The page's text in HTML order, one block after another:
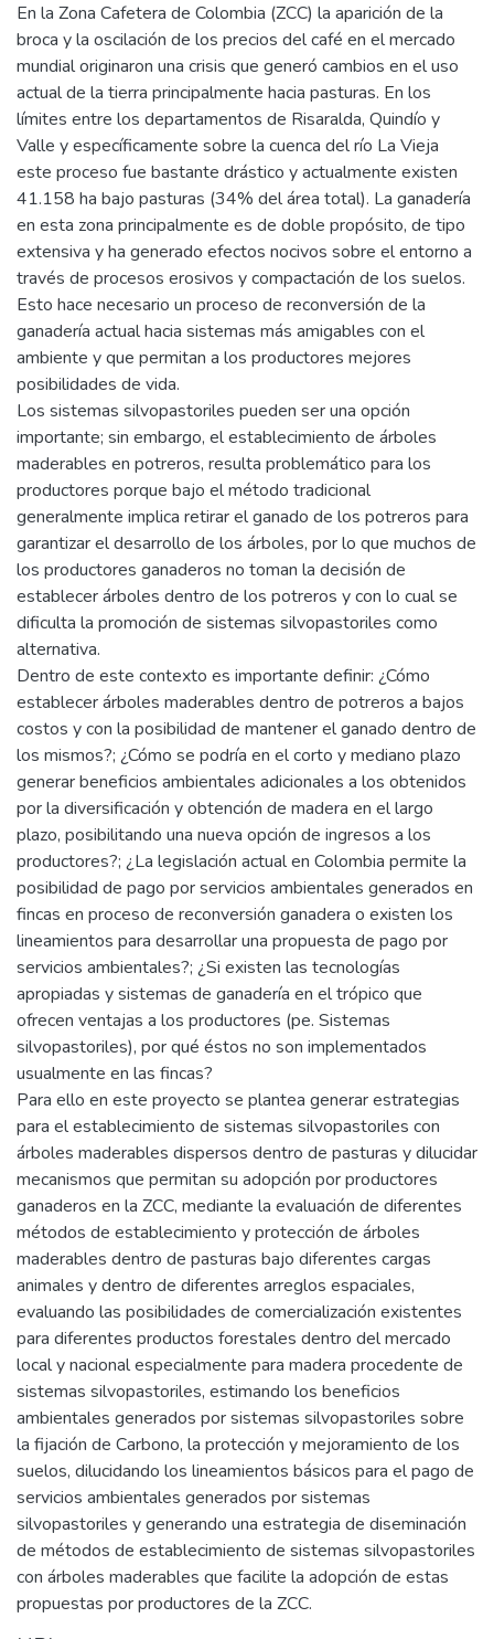
En la Zona Cafetera de Colombia (ZCC) la aparición de la
broca y la oscilación de los precios del café en el mercado
mundial originaron una crisis que generó cambios en el uso
actual de la tierra principalmente hacia pasturas. En los
límites entre los departamentos de Risaralda, Quindío y
Valle y específicamente sobre la cuenca del río La Vieja
este proceso fue bastante drástico y actualmente existen
41.158 ha bajo pasturas (34% del área total). La ganadería
en esta zona principalmente es de doble propósito, de tipo
extensiva y ha generado efectos nocivos sobre el entorno a
través de procesos erosivos y compactación de los suelos.
Esto hace necesario un proceso de reconversión de la
ganadería actual hacia sistemas más amigables con el
ambiente y que permitan a los productores mejores
posibilidades de vida.
Los sistemas silvopastoriles pueden ser una opción
importante; sin embargo, el establecimiento de árboles
maderables en potreros, resulta problemático para los
productores porque bajo el método tradicional
generalmente implica retirar el ganado de los potreros para
garantizar el desarrollo de los árboles, por lo que muchos de
los productores ganaderos no toman la decisión de
establecer árboles dentro de los potreros y con lo cual se
dificulta la promoción de sistemas silvopastoriles como
alternativa.
Dentro de este contexto es importante definir: ¿Cómo
establecer árboles maderables dentro de potreros a bajos
costos y con la posibilidad de mantener el ganado dentro de
los mismos?; ¿Cómo se podría en el corto y mediano plazo
generar beneficios ambientales adicionales a los obtenidos
por la diversificación y obtención de madera en el largo
plazo, posibilitando una nueva opción de ingresos a los
productores?; ¿La legislación actual en Colombia permite la
posibilidad de pago por servicios ambientales generados en
fincas en proceso de reconversión ganadera o existen los
lineamientos para desarrollar una propuesta de pago por
servicios ambientales?; ¿Si existen las tecnologías
apropiadas y sistemas de ganadería en el trópico que
ofrecen ventajas a los productores (pe. Sistemas
silvopastoriles), por qué éstos no son implementados
usualmente en las fincas?
Para ello en este proyecto se plantea generar estrategias
para el establecimiento de sistemas silvopastoriles con
árboles maderables dispersos dentro de pasturas y dilucidar
mecanismos que permitan su adopción por productores
ganaderos en la ZCC, mediante la evaluación de diferentes
métodos de establecimiento y protección de árboles
maderables dentro de pasturas bajo diferentes cargas
animales y dentro de diferentes arreglos espaciales,
evaluando las posibilidades de comercialización existentes
para diferentes productos forestales dentro del mercado
local y nacional especialmente para madera procedente de
sistemas silvopastoriles, estimando los beneficios
ambientales generados por sistemas silvopastoriles sobre
la fijación de Carbono, la protección y mejoramiento de los
suelos, dilucidando los lineamientos básicos para el pago de
servicios ambientales generados por sistemas
silvopastoriles y generando una estrategia de diseminación
de métodos de establecimiento de sistemas silvopastoriles
con árboles maderables que facilite la adopción de estas
propuestas por productores de la ZCC.